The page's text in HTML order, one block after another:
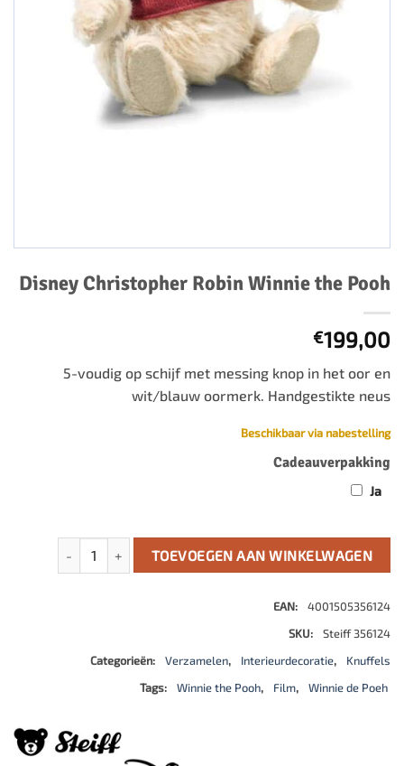
Disney Christopher Robin Winnie the Pooh
€199,00
5-voudig op schijf met messing knop in het oor en
wit/blauw oormerk. Handgestikte neus
Beschikbaar via nabestelling
Cadeauverpakking
Ja
Disney Christopher Robin Winnie the Pooh aantal
TOEVOEGEN AAN WINKELWAGEN
EAN:
4001505356124
SKU:
Steiff 356124
Categorieën:
Verzamelen, Interieurdecoratie,
Knuffels
Tags:
Winnie the Pooh, Film, Winnie de Poeh